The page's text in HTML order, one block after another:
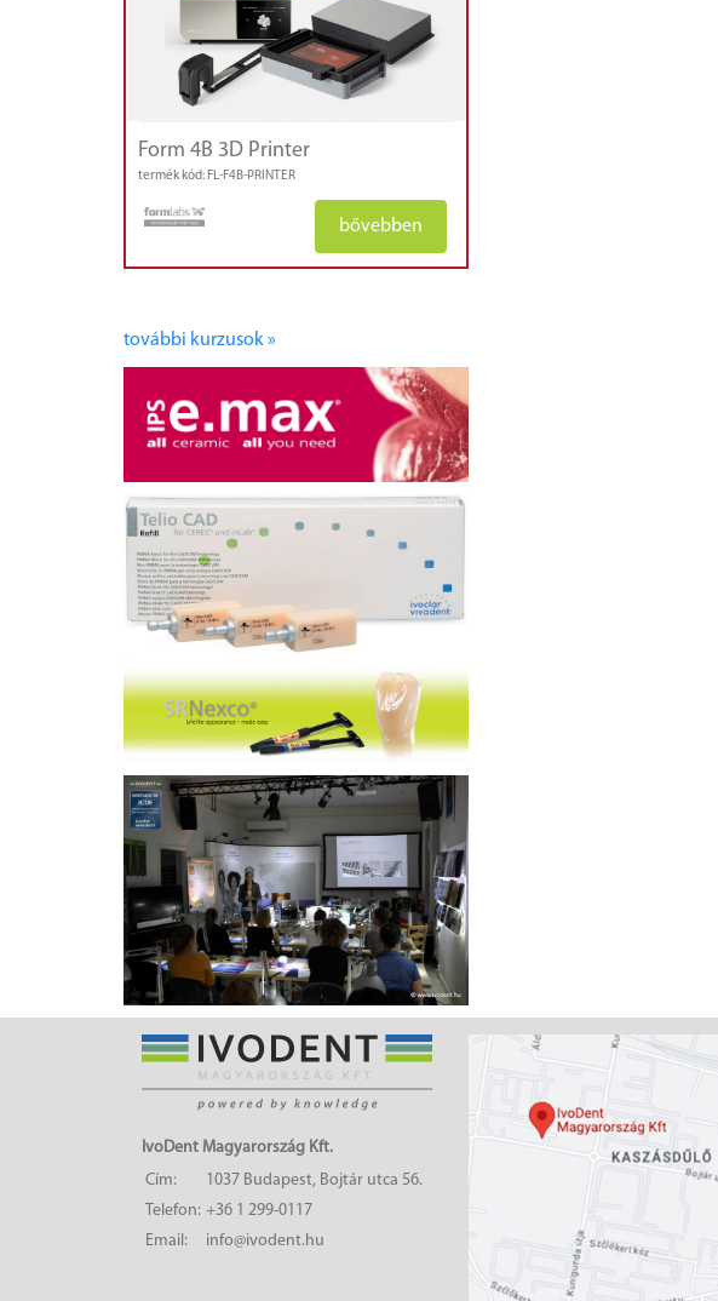
Form 4B 3D Printer
termék kód: FL-F4B-PRINTER
bővebben
további kurzusok »
IvoDent Magyarország Kft.
Cím:
1037 Budapest, Bojtár utca 56.
Telefon: +36 1 299-0117
Email:
info@ivodent.hu